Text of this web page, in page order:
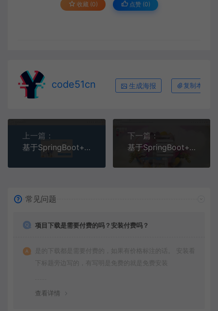
收藏 (0) 点赞 (0)
code51cn 生成海报 复制本文链
上一篇：
基于SpringBoot+Vue+MySQL前后端分离的学生教务系统(附文档)
下一篇：
基于SpringBoot+Vue+MySQL前后端分离的医院药品管理系统(附论文)
常见问题
项目下载是需要付费的吗？安装付费吗？
是的下载都是需要付费的，如果有价格标注的话。 安装看
下标题旁边写的，有写明是免费的就是免费安装
查看详情